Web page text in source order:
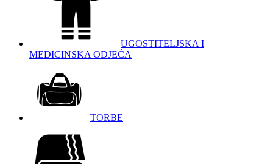
UGOSTITELJSKA I
MEDICINSKA ODJEĆA
TORBE